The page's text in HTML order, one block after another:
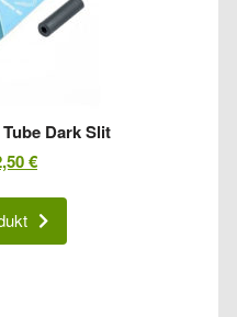
Dark Slit
€
€Aktueller
ist:
2,50 €.